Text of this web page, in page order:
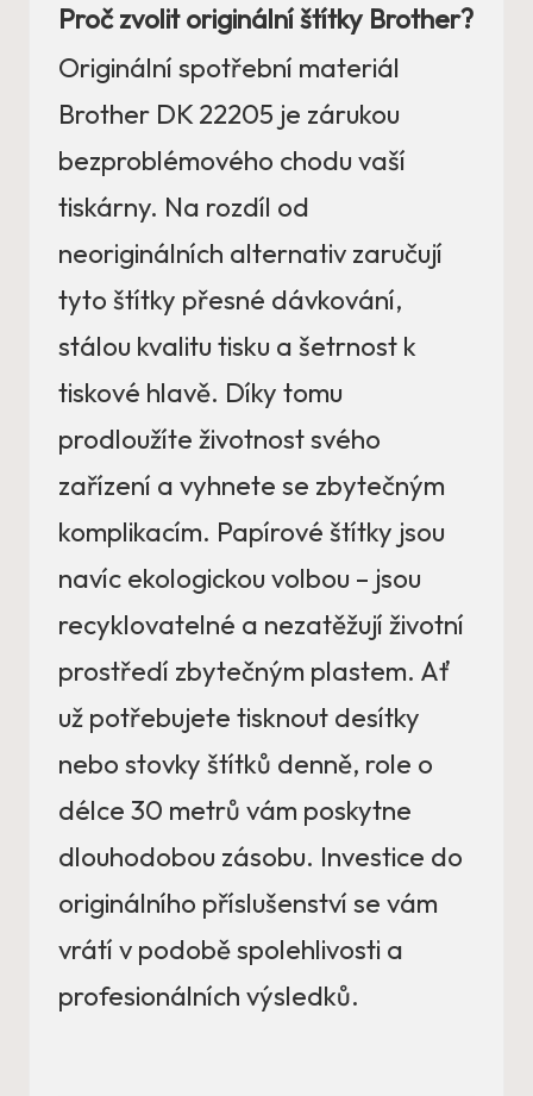
Proč zvolit originální štítky Brother?
Originální spotřební materiál
Brother DK 22205 je zárukou
bezproblémového chodu vaší
tiskárny. Na rozdíl od
neoriginálních alternativ zaručují
tyto štítky přesné dávkování,
stálou kvalitu tisku a šetrnost k
tiskové hlavě. Díky tomu
prodloužíte životnost svého
zařízení a vyhnete se zbytečným
komplikacím. Papírové štítky jsou
navíc ekologickou volbou – jsou
recyklovatelné a nezatěžují životní
prostředí zbytečným plastem. Ať
už potřebujete tisknout desítky
nebo stovky štítků denně, role o
délce 30 metrů vám poskytne
dlouhodobou zásobu. Investice do
originálního příslušenství se vám
vrátí v podobě spolehlivosti a
profesionálních výsledků.